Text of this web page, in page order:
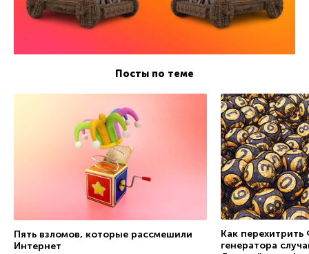
Посты по теме
Пять взломов, которые рассмешили
Интернет
Как
генератора